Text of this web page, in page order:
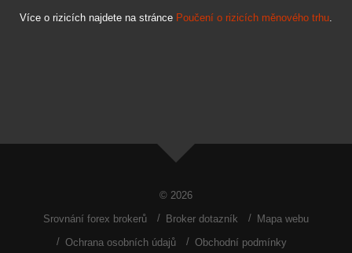
Více o rizicích najdete na stránce Poučení o rizicích měnového trhu.
© 2026
Srovnání forex brokerů
Broker dotazník
Mapa webu
Ochrana osobních údajů
Obchodní podmínky